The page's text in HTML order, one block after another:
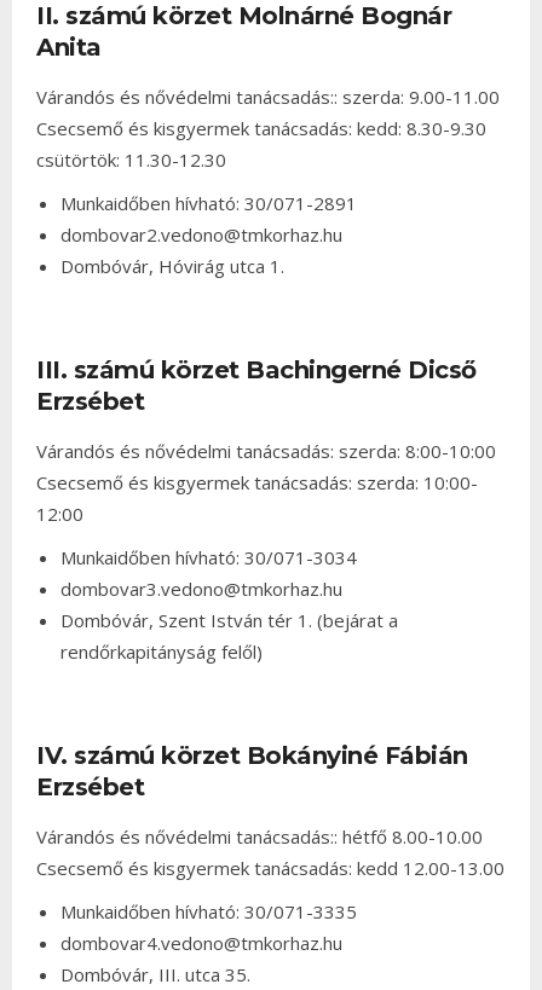
II. számú körzet Molnárné Bognár
Anita
Várandós és nővédelmi tanácsadás:: szerda: 9.00-11.00
Csecsemő és kisgyermek tanácsadás: kedd: 8.30-9.30
csütörtök: 11.30-12.30
Munkaidőben hívható: 30/071-2891
dombovar2.vedono@tmkorhaz.hu
Dombóvár, Hóvirág utca 1.
III. számú körzet Bachingerné Dicső
Erzsébet
Várandós és nővédelmi tanácsadás: szerda: 8:00-10:00
Csecsemő és kisgyermek tanácsadás: szerda: 10:00-
12:00
Munkaidőben hívható: 30/071-3034
dombovar3.vedono@tmkorhaz.hu
Dombóvár, Szent István tér 1. (bejárat a
rendőrkapitányság felől)
IV. számú körzet Bokányiné Fábián
Erzsébet
Várandós és nővédelmi tanácsadás:: hétfő 8.00-10.00
Csecsemő és kisgyermek tanácsadás: kedd 12.00-13.00
Munkaidőben hívható: 30/071-3335
dombovar4.vedono@tmkorhaz.hu
Dombóvár, III. utca 35.